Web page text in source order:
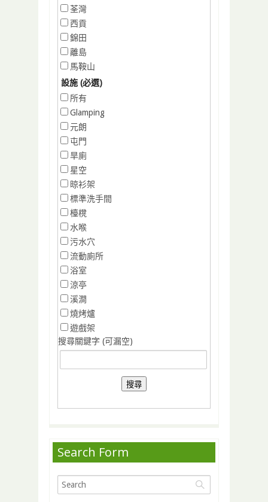
荃灣
西貢
錦田
離島
馬鞍山
設施 (必選)
所有
Glamping
元朗
屯門
旱廁
星空
晾衫架
標準洗手間
檯櫈
水喉
污水穴
流動廁所
浴室
涼亭
溪澗
燒烤爐
遊戲架
搜尋關鍵字 (可漏空)
Search Form